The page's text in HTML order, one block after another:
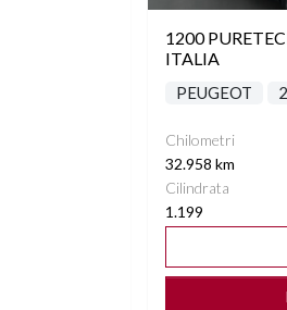
1200
ITALIA
PEUGEOT
Chilometri
32.958 km
Cilindrata
1.199